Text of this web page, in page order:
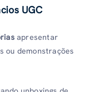
UGC
apresentar
ou demonstrações